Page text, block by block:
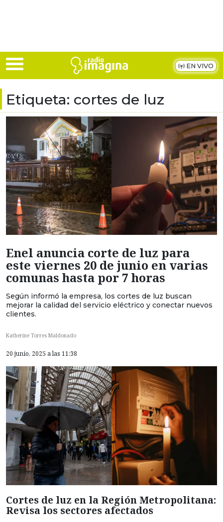
EN VIVO
Etiqueta: cortes de luz
Enel anuncia corte de luz para
este viernes 20 de junio en varias
comunas hasta por 7 horas
Según informó la empresa, los cortes de luz buscan
mejorar la calidad del servicio eléctrico y conectar nuevos
clientes.
Katherine Torres Maldonado
20 junio, 2025 a las 11:38
Cortes de luz en la Región Metropolitana:
Revisa los sectores afectados